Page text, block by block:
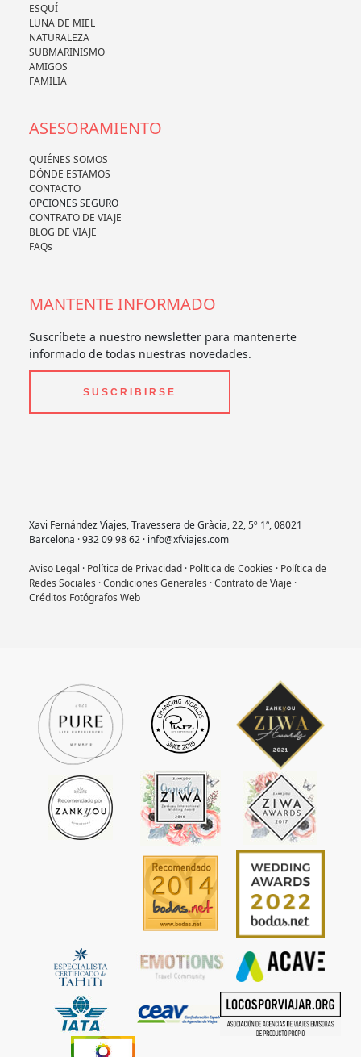
ESQUÍ
LUNA DE MIEL
NATURALEZA
SUBMARINISMO
AMIGOS
FAMILIA
ASESORAMIENTO
QUIÉNES SOMOS
DÓNDE ESTAMOS
CONTACTO
OPCIONES SEGURO
CONTRATO DE VIAJE
BLOG DE VIAJE
FAQs
MANTENTE INFORMADO
Suscríbete a nuestro newsletter para mantenerte
informado de todas nuestras novedades.
SUSCRIBIRSE
Xavi Fernández Viajes, Travessera de Gràcia, 22, 5º 1ª, 08021
Barcelona · 932 09 98 62 · info@xfviajes.com
Aviso Legal · Política de Privacidad· Política de Cookies · Política de
Redes Sociales ·Condiciones Generales ·Contrato de Viaje·
Créditos Fotógrafos Web